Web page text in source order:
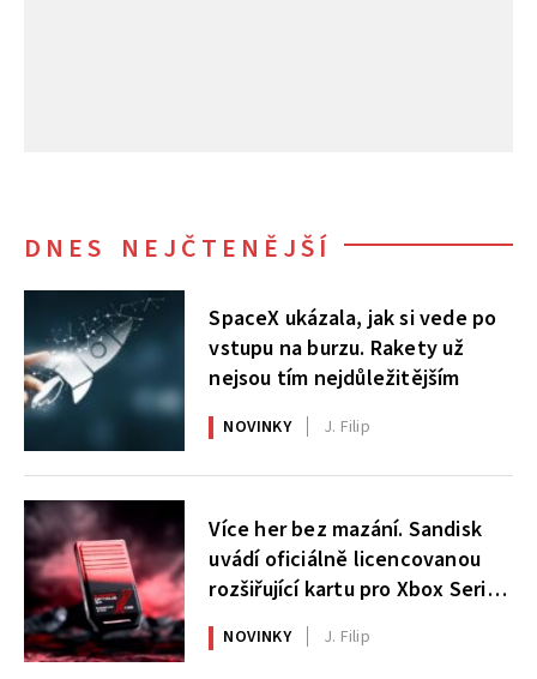
DNES NEJČTENĚJŠÍ
SpaceX ukázala, jak si vede po
vstupu na burzu. Rakety už
nejsou tím nejdůležitějším
NOVINKY J. Filip
Více her bez mazání. Sandisk
uvádí oficiálně licencovanou
rozšiřující kartu pro Xbox Series
X|S
NOVINKY J. Filip